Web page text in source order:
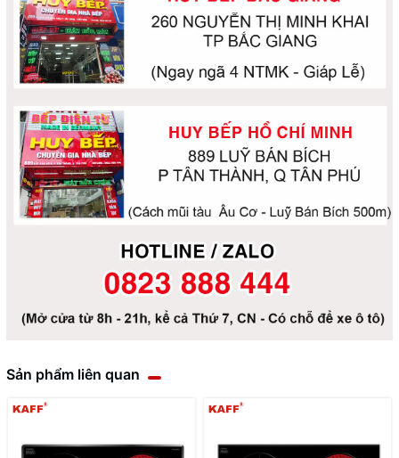
Sản phẩm liên quan